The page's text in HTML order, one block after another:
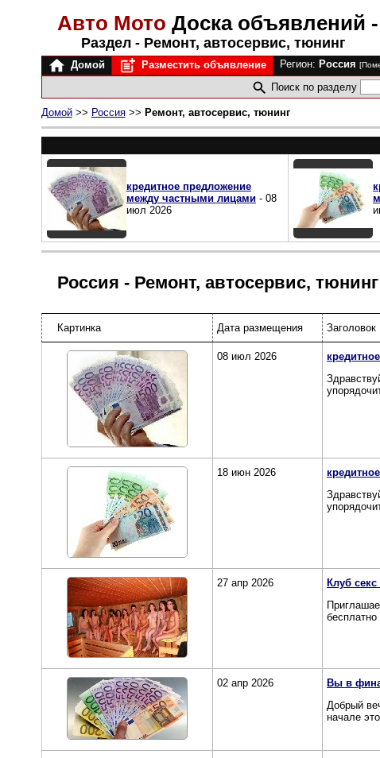
Авто Мото Доска объявлений
Раздел - Ремонт, автосервис, тюнинг
Домой Разместить объявление Регион: Россия
Поиск по разделу
Домой>> Россия>> Ремонт, автосервис, тюнинг
кредитное предложение
между частными лицами- 08
июл 2026
Россия - Ремонт, автосервис, тюнинг
Картинка Дата размещения Заголовок
08 июл 2026
18 июн 2026
27 апр 2026
Клуб
02 апр 2026
Вы в
Добрый
начале